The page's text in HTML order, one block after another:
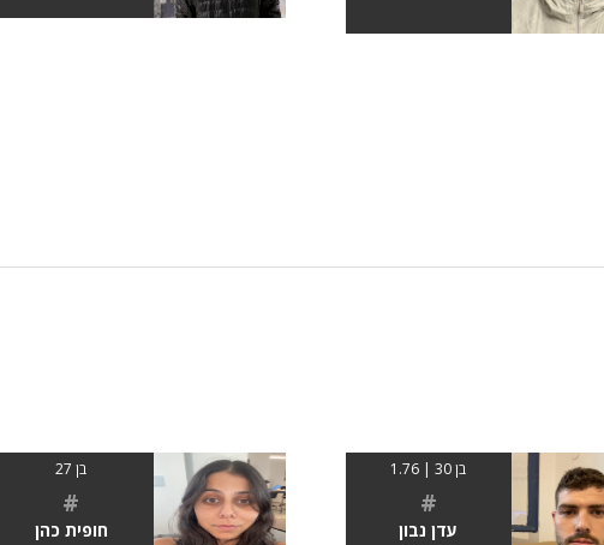
בן 30 | 1.76
#
עדן נבון
בן 27
#
חופית כהן